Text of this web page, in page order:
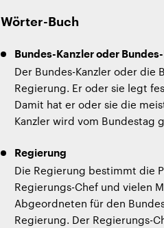
Wörter-Buch
Bundes-Kanzler oder
Der Bundes-Kanzler oder die
Regierung. Er oder sie legt
Damit hat er oder sie die
Kanzler wird vom Bundestag
Regierung
Die Regierung bestimmt die
Regierungs-Chef und vielen
Abgeordneten für den
Regierung. Der Regierungs-